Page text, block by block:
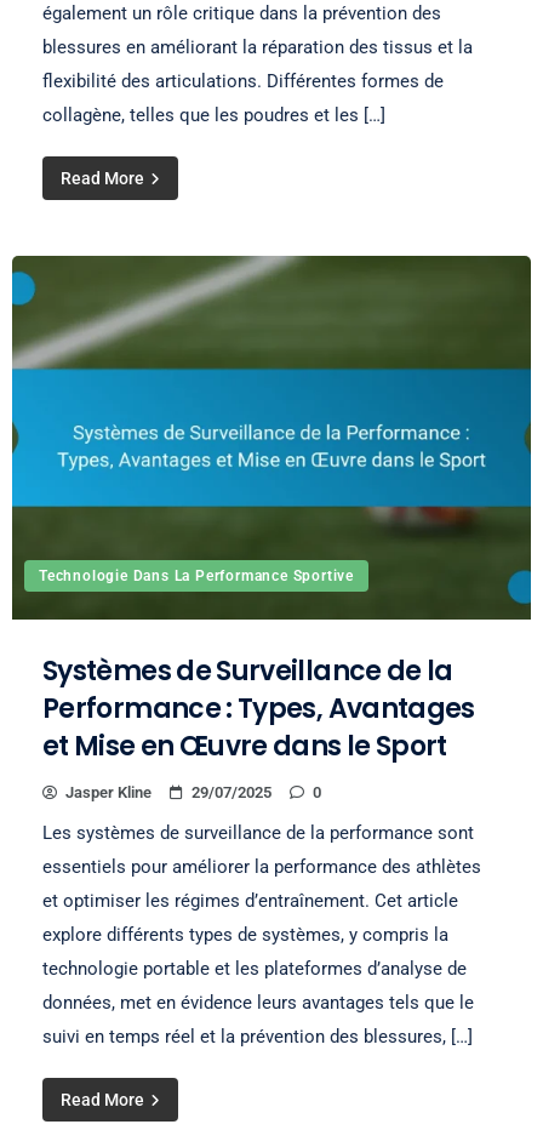
également un rôle critique dans la prévention des
blessures en améliorant la réparation des tissus et la
flexibilité des articulations. Différentes formes de
collagène, telles que les poudres et les […]
Read More
Technologie Dans La Performance Sportive
Systèmes de Surveillance de la
Performance : Types, Avantages
et Mise en Œuvre dans le Sport
Jasper Kline 29/07/2025 0
Les systèmes de surveillance de la performance sont
essentiels pour améliorer la performance des athlètes
et optimiser les régimes d’entraînement. Cet article
explore différents types de systèmes, y compris la
technologie portable et les plateformes d’analyse de
données, met en évidence leurs avantages tels que le
suivi en temps réel et la prévention des blessures, […]
Read More